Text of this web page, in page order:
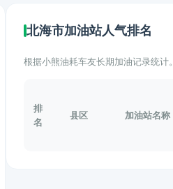
北海市加油站人气排名
根据小熊油耗车友长期加油记录统计。
排
名
县区 加油站名称